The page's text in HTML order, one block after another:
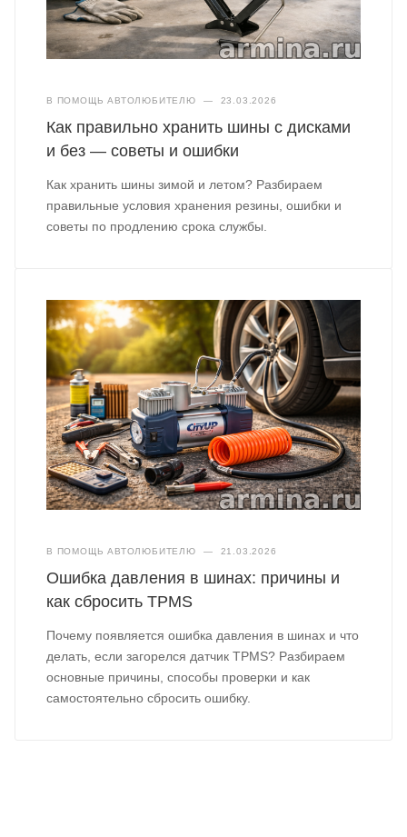
В ПОМОЩЬ АВТОЛЮБИТЕЛЮ — 23.03.2026
Как правильно хранить шины с дисками
и без — советы и ошибки
Как хранить шины зимой и летом? Разбираем
правильные условия хранения резины, ошибки и
советы по продлению срока службы.
В ПОМОЩЬ АВТОЛЮБИТЕЛЮ — 21.03.2026
Ошибка давления в шинах: причины и
как сбросить TPMS
Почему появляется ошибка давления в шинах и что
делать, если загорелся датчик TPMS? Разбираем
основные причины, способы проверки и как
самостоятельно сбросить ошибку.